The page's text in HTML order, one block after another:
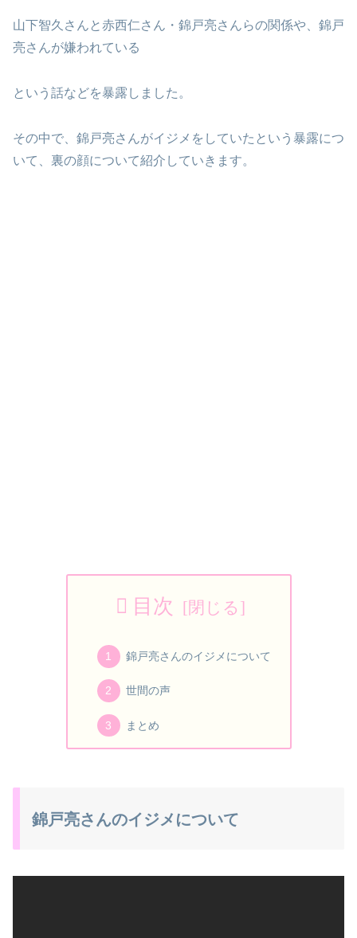
山下智久さんと赤西仁さん・錦戸亮さんらの関係や、錦戸
亮さんが嫌われている
という話などを暴露しました。
その中で、錦戸亮さんがイジメをしていたという暴露につ
いて、裏の顔について紹介していきます。
目次
錦戸亮さんのイジメについて
世間の声
まとめ
錦戸亮さんのイジメについて